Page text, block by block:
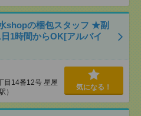
shopの梱包スタッフ ★副
1時間からOK[アルバイ
目14番12号 星屋
）
気になる！